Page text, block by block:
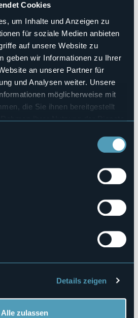
Cookies
um Inhalte und Anzeigen zu
für soziale Medien anbieten
auf unsere Website zu
geben wir Informationen zu Ihrer
an unsere Partner für
und Analysen weiter. Unsere
möglicherweise mit
die Sie ihnen bereitgestellt
Ihrer Nutzung der Dienste
Details zeigen
Alle zulassen
pella